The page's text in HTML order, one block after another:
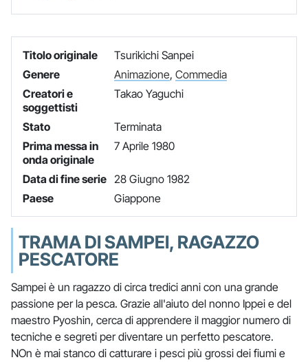
Titolo originale
Tsurikichi Sanpei
Genere
Animazione, Commedia
Creatori e
soggettisti
Takao Yaguchi
Stato
Terminata
Prima messa in
onda originale
7 Aprile 1980
Data di fine serie 28 Giugno 1982
Paese
Giappone
TRAMA DI SAMPEI, RAGAZZO
PESCATORE
Sampei è un ragazzo di circa tredici anni con una grande
passione per la pesca. Grazie all'aiuto del nonno Ippei e del
maestro Pyoshin, cerca di apprendere il maggior numero di
tecniche e segreti per diventare un perfetto pescatore.
NOn è mai stanco di catturare i pesci più grossi dei fiumi e